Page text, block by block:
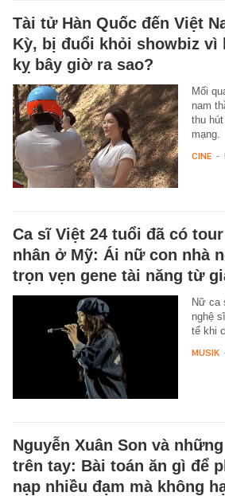
Tài tử Hàn Quốc đến Việt
Kỳ, bị đuổi khỏi showbiz vì
kỵ bây giờ ra sao?
Mối
nam
thu
mạng.
CINE -
Ca sĩ Việt 24 tuổi đã có
nhân ở Mỹ: Ái nữ con nhà
trọn vẹn gene tài năng từ
Nữ ca
nghệ
tế khi
MUSIK
Nguyễn Xuân Son và
trên tay: Bài toán ăn gì để
nạp nhiều đạm mà không